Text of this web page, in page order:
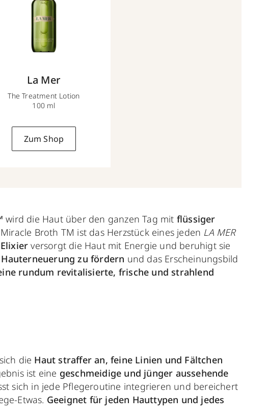
La Mer
The Treatment Lotion
100 ml
Zum Shop
wird die Haut über den ganzen Tag mit flüssiger
Broth TM ist das Herzstück eines jeden LA MER
versorgt die Haut mit Energie und beruhigt sie
zu fördern und das Erscheinungsbild
rundum revitalisierte, frische und strahlend
die Haut straffer an, feine Linien und Fältchen
ist eine geschmeidige und jünger aussehende
sich in jede Pflegeroutine integrieren und bereichert
Etwas. Geeignet für jeden Hauttypen und jedes